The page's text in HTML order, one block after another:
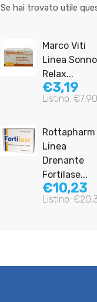
Se hai trovato utile
Marco Viti
Linea
Relax...
€3,19
Listino: €7,90
Rottapharm
Linea
Drenante
Fortilase...
€10,23
Listino: